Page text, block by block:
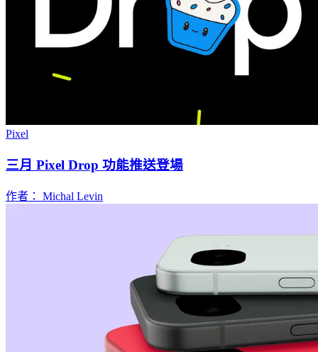
Pixel
三月 Pixel Drop 功能推送登場
作者： Michal Levin